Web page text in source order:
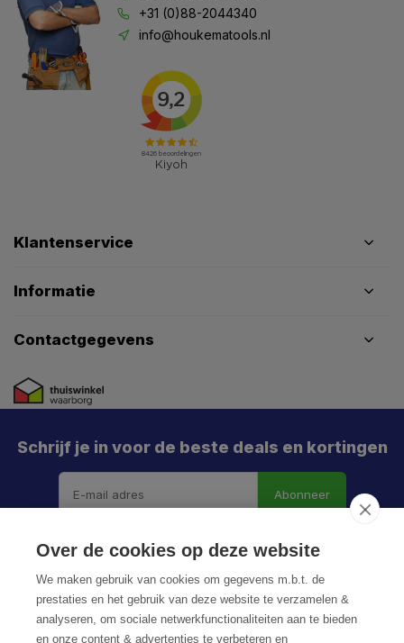
+31 (0)88-2044340
info@houkematools.nl
Klantenservice
Informatie
Contactgegevens
Schrijf je in voor de beste deals en kortingen
Abonneer
Over de cookies op deze website
We maken gebruik van cookies om gegevens m.b.t. de
prestaties en het gebruik van deze website te verzamelen &
analyseren, om sociale netwerkfunctionaliteiten aan te bieden
en onze content & advertenties te verbeteren en
Meld je aan en mis geen enkele actie, aanbieding
of nieuwe deal meer. Én je krijgt direct €5 korting!